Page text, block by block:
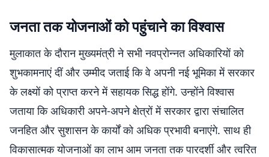
जनता तक योजनाओं को पहुंचाने का विश्वास
मुलाकात के दौरान मुख्यमंत्री ने सभी नवप्रोन्नत अधिकारियों को
शुभकामनाएं दीं और उम्मीद जताई कि वे अपनी नई भूमिका में सरकार
के लक्ष्यों को प्राप्त करने में सहायक सिद्ध होंगे. उन्होंने विश्वास
जताया कि अधिकारी अपने-अपने क्षेत्रों में सरकार द्वारा संचालित
जनहित और सुशासन के कार्यों को अधिक प्रभावी बनाएंगे. साथ ही
विकासात्मक योजनाओं का लाभ आम जनता तक पारदर्शी और त्वरित